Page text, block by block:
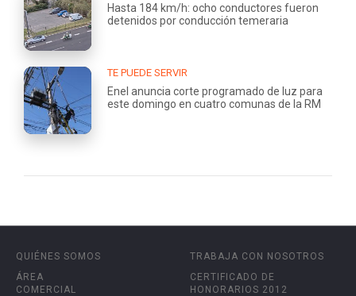
Hasta 184 km/h: ocho conductores fueron
detenidos por conducción temeraria
TE PUEDE SERVIR
Enel anuncia corte programado de luz para
este domingo en cuatro comunas de la RM
QUIÉNES SOMOS
ÁREA
COMERCIAL
TRABAJA CON NOSOTROS
CERTIFICADO DE
HONORARIOS 2012